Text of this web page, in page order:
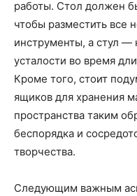
работы. Стол должен
чтобы разместить все
инструменты, а стул
усталости во время
Кроме того, стоит
ящиков для хранения
пространства таким
беспорядка и
творчества.
Следующим важным